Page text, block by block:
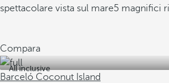
spettacolare vista sul mare5 magnifici
Compara
All inclusive
Barceló Coconut Island